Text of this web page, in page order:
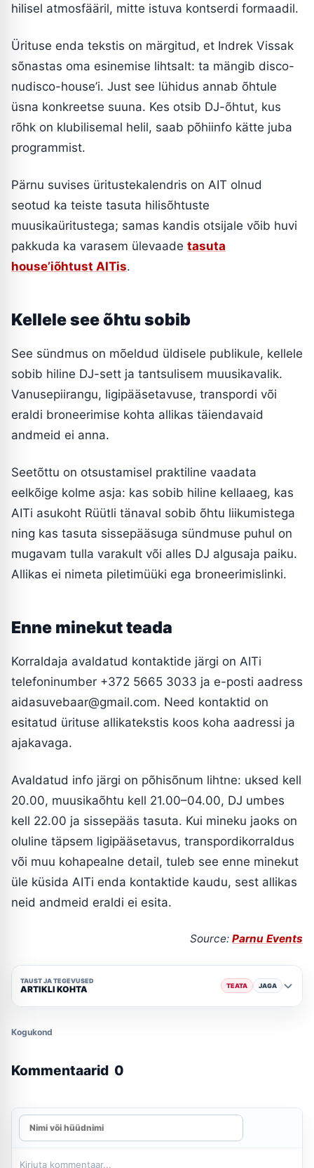
hilisel atmosfääril, mitte istuva kontserdi formaadil.
Ürituse enda tekstis on märgitud, et Indrek Vissak
sõnastas oma esinemise lihtsalt: ta mängib disco-
nudisco-house’i. Just see lühidus annab õhtule
üsna konkreetse suuna. Kes otsib DJ-õhtut, kus
rõhk on klubilisemal helil, saab põhiinfo kätte juba
programmist.
Pärnu suvises üritustekalendris on AIT olnud
seotud ka teiste tasuta hilisõhtuste
muusikaüritustega; samas kandis otsijale võib huvi
pakkuda ka varasem ülevaade tasuta
house’iõhtust AITis.
Kellele see õhtu sobib
See sündmus on mõeldud üldisele publikule, kellele
sobib hiline DJ-sett ja tantsulisem muusikavalik.
Vanusepiirangu, ligipääsetavuse, transpordi või
eraldi broneerimise kohta allikas täiendavaid
andmeid ei anna.
Seetõttu on otsustamisel praktiline vaadata
eelkõige kolme asja: kas sobib hiline kellaaeg, kas
AITi asukoht Rüütli tänaval sobib õhtu liikumistega
ning kas tasuta sissepääsuga sündmuse puhul on
mugavam tulla varakult või alles DJ algusaja paiku.
Allikas ei nimeta piletimüüki ega broneerimislinki.
Enne minekut teada
Korraldaja avaldatud kontaktide järgi on AITi
telefoninumber +372 5665 3033 ja e-posti aadress
aidasuvebaar@gmail.com. Need kontaktid on
esitatud ürituse allikatekstis koos koha aadressi ja
ajakavaga.
Avaldatud info järgi on põhisõnum lihtne: uksed kell
20.00, muusikaõhtu kell 21.00–04.00, DJ umbes
kell 22.00 ja sissepääs tasuta. Kui mineku jaoks on
oluline täpsem ligipääsetavus, transpordikorraldus
või muu kohapealne detail, tuleb see enne minekut
üle küsida AITi enda kontaktide kaudu, sest allikas
neid andmeid eraldi ei esita.
Source: Parnu Events
TAUST JA TEGEVUSED
ARTIKLI KOHTA TEATA JAGA
Kogukond
Kommentaarid 0